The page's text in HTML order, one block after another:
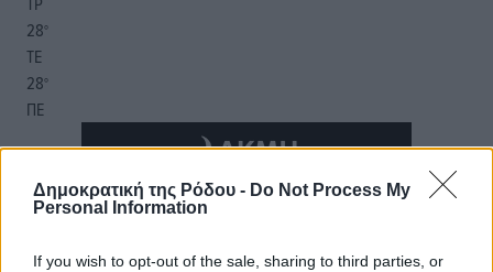
Δημοκρατική της Ρόδου - Do Not Process My
Personal Information
If you wish to opt-out of the sale, sharing to third parties, or
28°
ΤΕ
28°
ΠΕ